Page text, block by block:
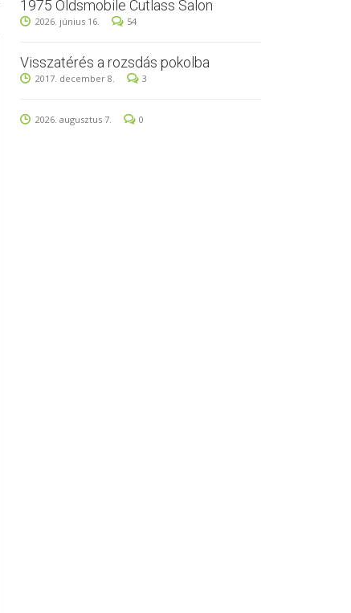
1975 Oldsmobile Cutlass Salon
2026. június 16. 54
Visszatérés a rozsdás pokolba
2017. december 8. 3
2026. augusztus 7. 0